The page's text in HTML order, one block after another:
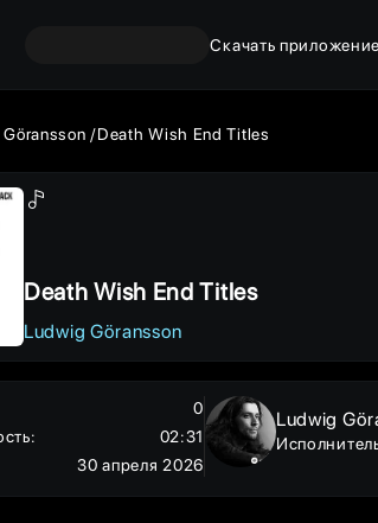
Скачать
Death Wish End Titles
Death Wish End Titles
Ludwig Göransson
0
:
02:31
30 апреля 2026
Ludwig